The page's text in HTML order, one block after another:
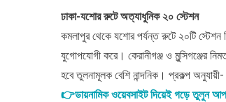
ঢাকা-যশোর রুটে অত্যাধুনিক ২০ স্টেশন
কমলাপুর থেকে যশোর পর্যন্ত রুটে ২০টি
যুগোপযোগী করে। কেরানীগঞ্জ ও মুন্সিগঞ্জের
হবে তুলনামূলক বেশি নান্দনিক। প্রকল্প
👉ডায়নামিক ওয়েবসাইট দিয়েই গড়ে তুলুন